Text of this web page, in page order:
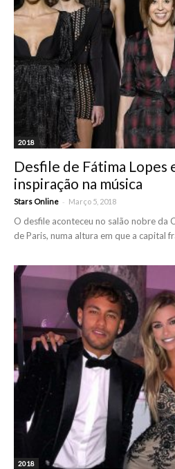
2018
Desfile de Fátima Lopes
inspiração na música
Stars Online - Março 5, 2018
O desfile aconteceu no salão nobre da
de Paris, numa altura em que a capital
2018